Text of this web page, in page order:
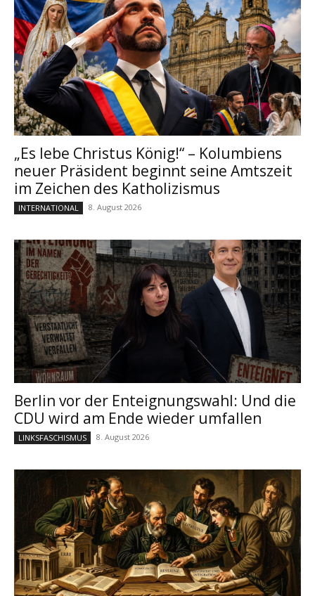
„Es lebe Christus König!“ – Kolumbiens
neuer Präsident beginnt seine Amtszeit
im Zeichen des Katholizismus
INTERNATIONAL 8. August 2026
Berlin vor der Enteignungswahl: Und die
CDU wird am Ende wieder umfallen
LINKSFASCHISMUS 8. August 2026